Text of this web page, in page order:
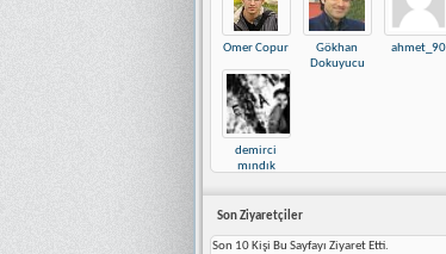
Omer Copur
Gökhan
Dokuyucu
ahmet_90
demirci
mındık
Son Ziyaretçiler
Son 10 Kişi Bu Sayfayı Ziyaret Etti.